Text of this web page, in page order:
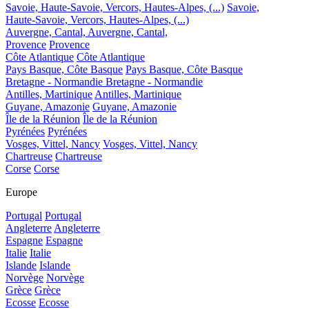
Savoie, Haute-Savoie, Vercors, Hautes-Alpes, (...) Savoie,
Haute-Savoie, Vercors, Hautes-Alpes, (...)
Auvergne, Cantal, Auvergne, Cantal,
Provence Provence
Côte Atlantique Côte Atlantique
Pays Basque, Côte Basque Pays Basque, Côte Basque
Bretagne - Normandie Bretagne - Normandie
Antilles, Martinique Antilles, Martinique
Guyane, Amazonie Guyane, Amazonie
Île de la Réunion Île de la Réunion
Pyrénées Pyrénées
Vosges, Vittel, Nancy Vosges, Vittel, Nancy
Chartreuse Chartreuse
Corse Corse
Europe
Portugal Portugal
Angleterre Angleterre
Espagne Espagne
Italie Italie
Islande Islande
Norvège Norvège
Grèce Grèce
Ecosse Ecosse